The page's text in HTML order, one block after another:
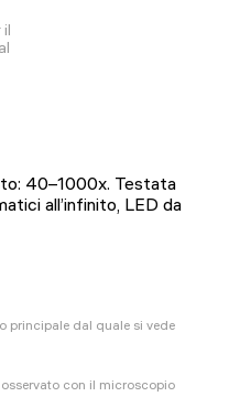
40–1000x. Testata
all’infinito, LED da
principale dal quale si vede
osservato con il microscopio